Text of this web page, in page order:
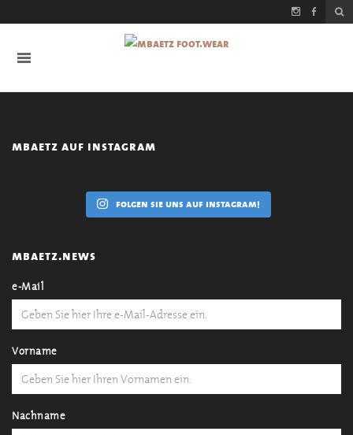
mbaetz auf instagram
folgen sie uns auf instagram!
mbaetz.news
e-Mail
Vorname
Nachname